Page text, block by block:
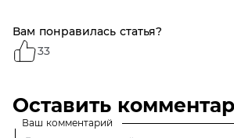
Вам понравилась статья?
33
Оставить
Ваш комментарий